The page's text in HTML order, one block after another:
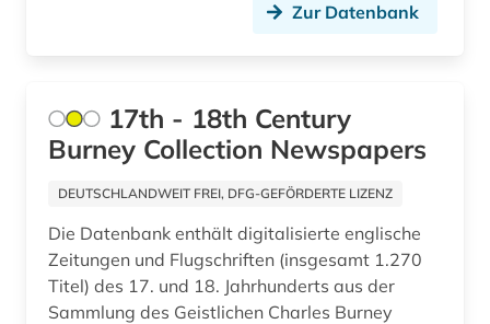
arabisches sprachgebiet (1)
arbeit (6)
arbeitnehmerschutz <gesundheitsschutz> (1)
arbeitslosigkeit (1)
arbeitsmarkt (2)
arbeitsmedizin (1)
Russland, Sowjetunion (57)
Sachsen (19)
Sachsen-Anhalt (8)
Schleswig-Holstein (7)
Schweden (24)
Schweiz (70)
Zur Datenbank
17th - 18th Century
Burney Collection Newspapers
DEUTSCHLANDWEIT FREI, DFG-GEFÖRDERTE LIZENZ
Die Datenbank enthält digitalisierte englische
Zeitungen und Flugschriften (insgesamt 1.270
Titel) des 17. und 18. Jahrhunderts aus der
Sammlung des Geistlichen Charles Burney